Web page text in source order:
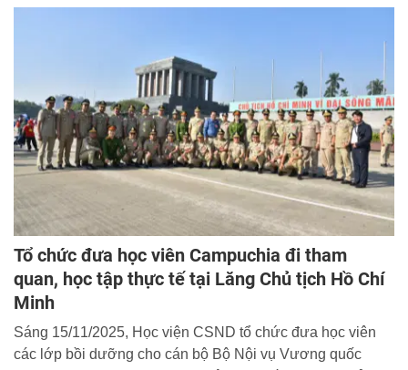
viên chuyên ngành QLHC về TTXH.
Tổ chức đưa học viên Campuchia đi tham
quan, học tập thực tế tại Lăng Chủ tịch Hồ Chí
Minh
Sáng 15/11/2025, Học viện CSND tổ chức đưa học viên
các lớp bồi dưỡng cho cán bộ Bộ Nội vụ Vương quốc